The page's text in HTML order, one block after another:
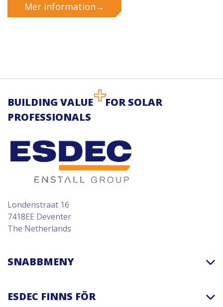
Mer information→
BUILDING VALUE
FOR SOLAR
PROFESSIONALS
Londenstraat 16
7418EE Deventer
The Netherlands
SNABBMENY
ESDEC FINNS FÖR